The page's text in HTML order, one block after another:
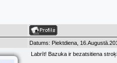
Datums: Piektdiena,
Labrīt! Bazuka ir bezatsitiena